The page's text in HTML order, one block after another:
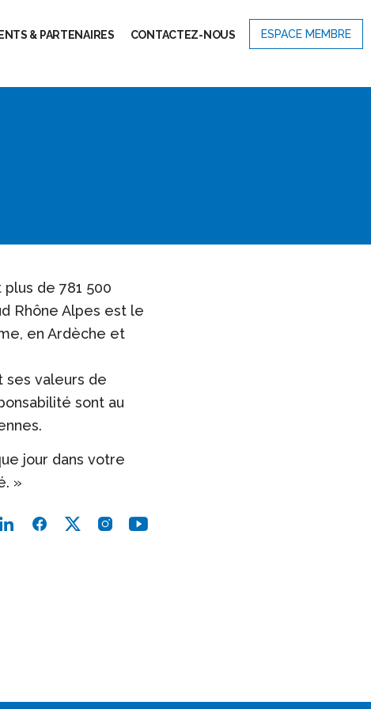
& PARTENAIRES CONTACTEZ-NOUS ESPACE MEMBRE
de 781 500
Rhône Alpes est le
en Ardèche et
ses valeurs de
sont au
jour dans votre
»
LinkedinFacebook
X Instagram
Youtube